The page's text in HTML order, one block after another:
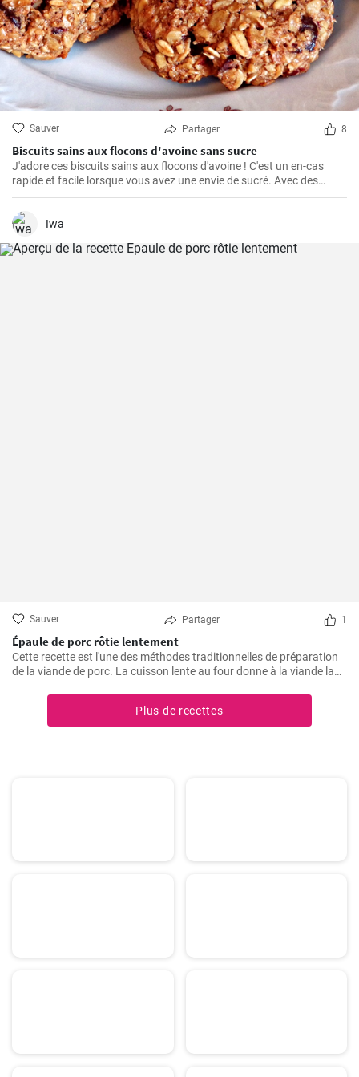
Sauver Partager 8
Biscuits sains aux flocons d'avoine sans sucre
J'adore ces biscuits sains aux flocons d'avoine ! C'est un en-cas
rapide et facile lorsque vous avez une envie de sucré. Avec des
ingrédients naturels et sans sucre, ils ont un goût merveilleux. Grâce
à mon expérience personnelle avec cette recette, j'ai trouvé quelques
conseils et astuces utiles pour les rendre parfaits.
Iwa
Sauver Partager 1
Épaule de porc rôtie lentement
Cette recette est l'une des méthodes traditionnelles de préparation
de la viande de porc. La cuisson lente au four donne à la viande la
merveilleuses et épicées. La viande est excellente à consommer
avec de la sauce, de la purée de pommes de terre ou des légumes
grillés. Si vous aimez expérimenter avec les saveurs, ajoutez
Plus de recettes